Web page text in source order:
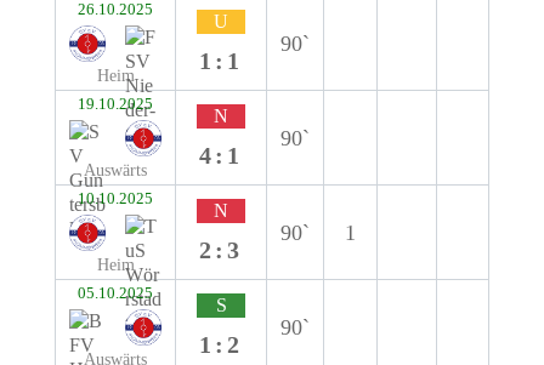
26.10.2025
Heim
U
1:1
90`
19.10.2025
Auswärts
N
4:1
90`
10.10.2025
Heim
N
2:3
90` 1
05.10.2025
Auswärts
S
1:2
90`